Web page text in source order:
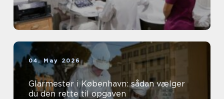
04. May 2026
Glarmester i København: sådan vælger
du den rette til opgaven